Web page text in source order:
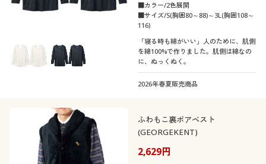
■カラー/2色展開
■サイズ/S(胸囲80～88)～3L(胸囲108～
116)
「寝る時も綿がいい」人のために、肌側
を綿100%で作りました。肌側は綿なの
に、ぬっくぬく。
2026年春夏販売商品
ふわもこ裏ボアベスト
(GEORGEKENT)
2,629円